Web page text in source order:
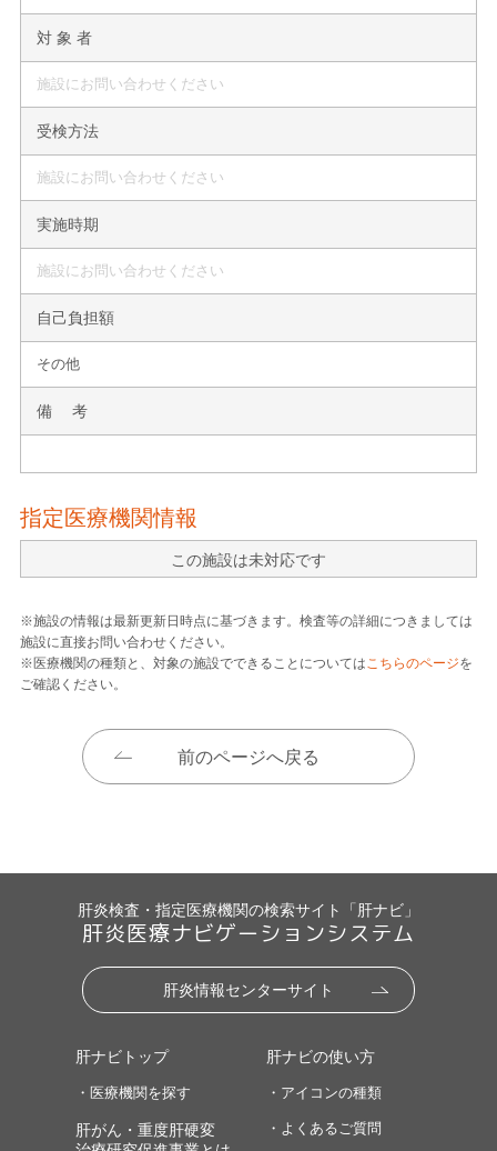
対 象 者
施設にお問い合わせください
受検方法
施設にお問い合わせください
実施時期
施設にお問い合わせください
自己負担額
その他
備 考
指定医療機関情報
この施設は未対応です
※施設の情報は最新更新日時点に基づきます。検査等の詳細につきましては
施設に直接お問い合わせください。
※医療機関の種類と、対象の施設でできることについてはこちらのページを
ご確認ください。
前のページへ戻る
肝炎検査・指定医療機関の検索サイト「肝ナビ」
肝炎医療ナビゲーションシステム
肝炎情報センターサイト
肝ナビトップ
・医療機関を探す
肝がん・重度肝硬変
肝ナビの使い方
・アイコンの種類
・よくあるご質問